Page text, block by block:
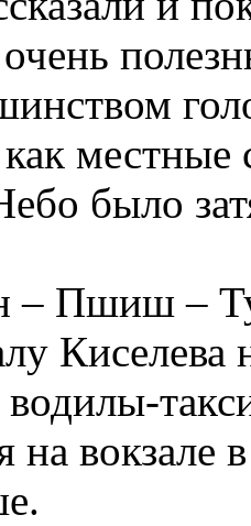
местные
было
– Пшиш –
Киселева
на вокзале